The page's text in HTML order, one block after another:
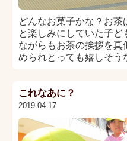
どんなお菓子かな？お茶
と楽しみにしていた子ど
ながらもお茶の挨拶を真
められとっても嬉しそう
これなあに？
2019.04.17